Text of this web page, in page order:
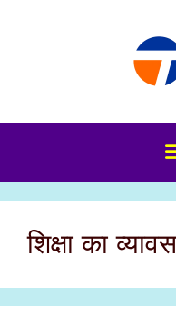
शिक्षा का